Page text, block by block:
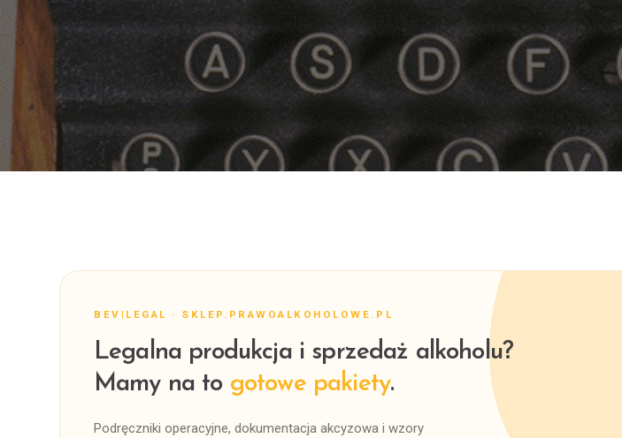
BEV|LEGAL · SKLEP.PRAWOALKOHOLOWE.PL
Legalna produkcja i sprzedaż alkoholu?
Mamy na to gotowe pakiety.
Podręczniki operacyjne, dokumentacja akcyzowa i wzory